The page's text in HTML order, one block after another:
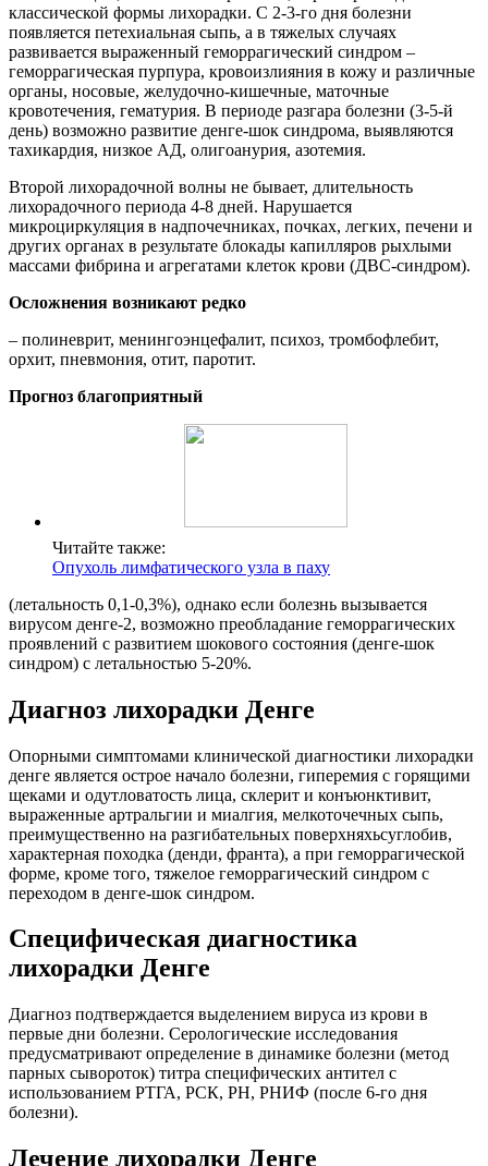
классической формы лихорадки. С 2-3-го дня болезни
появляется петехиальная сыпь, а в тяжелых случаях
развивается выраженный геморрагический синдром –
геморрагическая пурпура, кровоизлияния в кожу и различные
органы, носовые, желудочно-кишечные, маточные
кровотечения, гематурия. В периоде разгара болезни (3-5-й
день) возможно развитие денге-шок синдрома, выявляются
тахикардия, низкое АД, олигоанурия, азотемия.
Второй лихорадочной волны не бывает, длительность
лихорадочного периода 4-8 дней. Нарушается
микроциркуляция в надпочечниках, почках, легких, печени и
других органах в результате блокады капилляров рыхлыми
массами фибрина и агрегатами клеток крови (ДВС-синдром).
Осложнения возникают редко
– полиневрит, менингоэнцефалит, психоз, тромбофлебит,
орхит, пневмония, отит, паротит.
Прогноз благоприятный
Читайте также:
Опухоль лимфатического узла в паху
(летальность 0,1-0,3%), однако если болезнь вызывается
вирусом денге-2, возможно преобладание геморрагических
проявлений с развитием шокового состояния (денге-шок
синдром) с летальностью 5-20%.
Диагноз лихорадки Денге
Опорными симптомами клинической диагностики лихорадки
денге является острое начало болезни, гиперемия с горящими
щеками и одутловатость лица, склерит и конъюнктивит,
выраженные артральгии и миалгия, мелкоточечных сыпь,
преимущественно на разгибательных поверхняхьсуглобив,
характерная походка (денди, франта), а при геморрагической
форме, кроме того, тяжелое геморрагический синдром с
переходом в денге-шок синдром.
Специфическая диагностика
лихорадки Денге
Диагноз подтверждается выделением вируса из крови в
первые дни болезни. Серологические исследования
предусматривают определение в динамике болезни (метод
парных сывороток) титра специфических антител с
использованием РТГА, РСК, РН, РНИФ (после 6-го дня
болезни).
Лечение лихорадки Денге